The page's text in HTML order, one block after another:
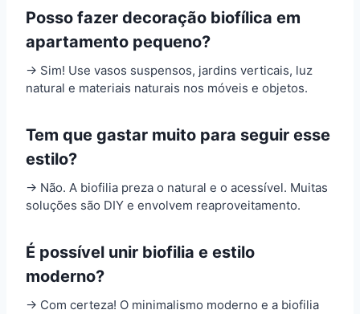
Posso fazer decoração biofílica em
apartamento pequeno?
→ Sim! Use vasos suspensos, jardins verticais, luz
natural e materiais naturais nos móveis e objetos.
Tem que gastar muito para seguir esse
estilo?
→ Não. A biofilia preza o natural e o acessível. Muitas
soluções são DIY e envolvem reaproveitamento.
É possível unir biofilia e estilo
moderno?
→ Com certeza! O minimalismo moderno e a biofilia